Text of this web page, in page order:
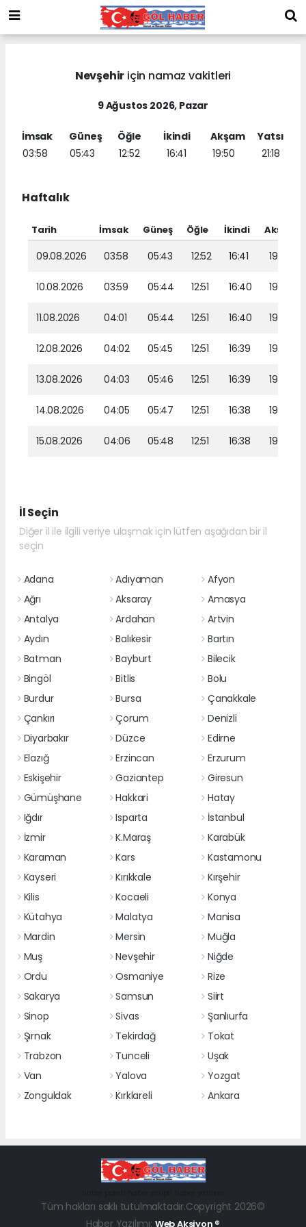
Nevşehir için namaz vakitleri
9 Ağustos 2026, Pazar
İmsak
03:58
Güneş
05:43
Öğle
12:52
İkindi
16:41
Akşam
19:50
Yatsı
21:18
Haftalık
Tarih İmsak Güneş Öğle İkindi Akşam
09.08.2026 03:58 05:43 12:52 16:41 19:50
10.08.2026 03:59 05:44 12:51 16:40 19:49
11.08.2026 04:01 05:44 12:51 16:40 19:48
12.08.2026 04:02 05:45 12:51 16:39 19:46
13.08.2026 04:03 05:46 12:51 16:39 19:45
14.08.2026 04:05 05:47 12:51 16:38 19:44
15.08.2026 04:06 05:48 12:51 16:38 19:43
İl Seçin
Diğer il ile ilgili veriye ulaşmak için lütfen aşağıdan bir il
seçin
Adana Adıyaman
Afyon
Ağrı
Aksaray
Amasya
Antalya
Ardahan
Artvin
Aydın
Balıkesir
Bartın
Batman
Bayburt
Bilecik
Bingöl
Bitlis
Bolu
Burdur
Bursa
Çanakkale
Çankırı
Çorum
Denizli
Diyarbakır
Düzce
Edirne
Elazığ
Erzincan
Erzurum
Eskişehir
Gaziantep
Giresun
Gümüşhane
Hakkari
Hatay
Iğdır
Isparta
İstanbul
İzmir
K.Maraş
Karabük
Karaman
Kars
Kastamonu
Kayseri
Kırıkkale
Kırşehir
Kilis
Kocaeli
Konya
Kütahya
Malatya
Manisa
Mardin
Mersin
Muğla
Muş
Nevşehir
Niğde
Ordu
Osmaniye
Rize
Sakarya
Samsun
Siirt
Sinop
Sivas
Şanlıurfa
Şırnak
Tekirdağ
Tokat
Trabzon
Tunceli
Uşak
Van
Yalova
Yozgat
Zonguldak
Kırklareli Ankara
Tüm hakları saklı tutulmaktadır.Copyright 2026©
Haber Yazılımı: Web Aksiyon ®